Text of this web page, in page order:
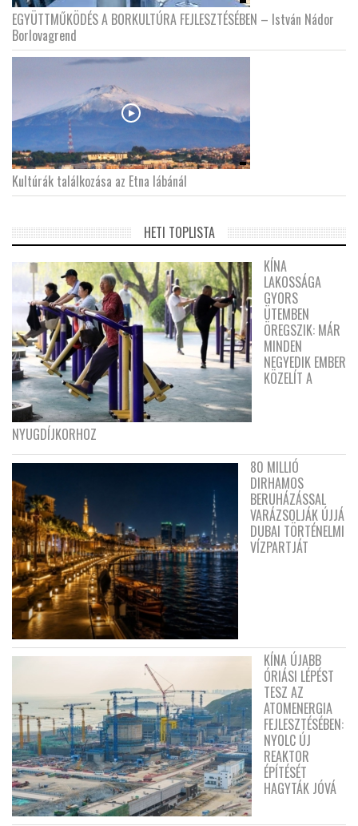
EGYÜTTMŰKÖDÉS A BORKULTÚRA FEJLESZTÉSÉBEN – István Nádor
Borlovagrend
Kultúrák találkozása az Etna lábánál
HETI TOPLISTA
KÍNA
LAKOSSÁGA
GYORS
ÜTEMBEN
ÖREGSZIK: MÁR
MINDEN
NEGYEDIK EMBER
KÖZELÍT A
NYUGDÍJKORHOZ
80 MILLIÓ
DIRHAMOS
BERUHÁZÁSSAL
VARÁZSOLJÁK ÚJJÁ
DUBAI TÖRTÉNELMI
VÍZPARTJÁT
KÍNA ÚJABB
ÓRIÁSI LÉPÉST
TESZ AZ
ATOMENERGIA
FEJLESZTÉSÉBEN:
NYOLC ÚJ
REAKTOR
ÉPÍTÉSÉT
HAGYTÁK JÓVÁ